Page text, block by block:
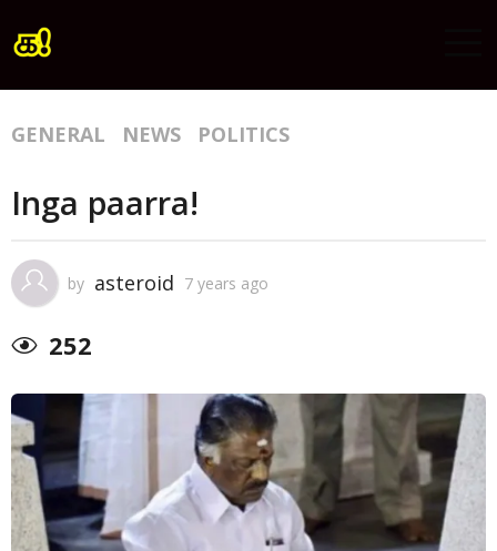
GENERAL NEWS POLITICS
Inga paarra!
by asteroid 7 years ago
252